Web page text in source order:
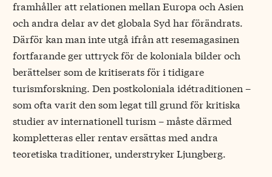
framhåller att relationen mellan Europa och Asien
och andra delar av det globala Syd har förändrats.
Därför kan man inte utgå ifrån att resemagasinen
fortfarande ger uttryck för de koloniala bilder och
berättelser som de kritiserats för i tidigare
turismforskning. Den postkoloniala idétraditionen –
som ofta varit den som legat till grund för kritiska
studier av internationell turism – måste därmed
kompletteras eller rentav ersättas med andra
teoretiska traditioner, understryker Ljungberg.